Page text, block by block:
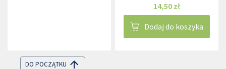
14,50 zł
Dodaj do koszyka
DO POCZĄTKU